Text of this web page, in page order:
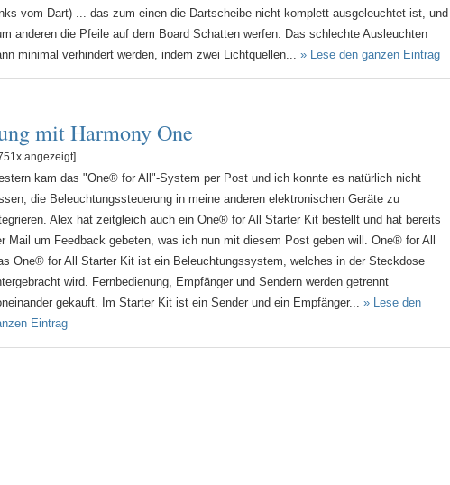
vom Dart) ... das zum einen die Dartscheibe nicht komplett ausgeleuchtet ist, und
anderen die Pfeile auf dem Board Schatten werfen. Das schlechte Ausleuchten
minimal verhindert werden, indem zwei Lichtquellen...» Lese den ganzen Eintrag
mit Harmony One
angezeigt]
kam das "One® for All"-System per Post und ich konnte es natürlich nicht
die Beleuchtungssteuerung in meine anderen elektronischen Geräte zu
Alex hat zeitgleich auch ein One® for All Starter Kit bestellt und hat bereits
Mail um Feedback gebeten, was ich nun mit diesem Post geben will. One® for All
One® for All Starter Kit ist ein Beleuchtungssystem, welches in der Steckdose
wird. Fernbedienung, Empfänger und Sendern werden getrennt
gekauft. Im Starter Kit ist ein Sender und ein Empfänger...» Lese den
Eintrag